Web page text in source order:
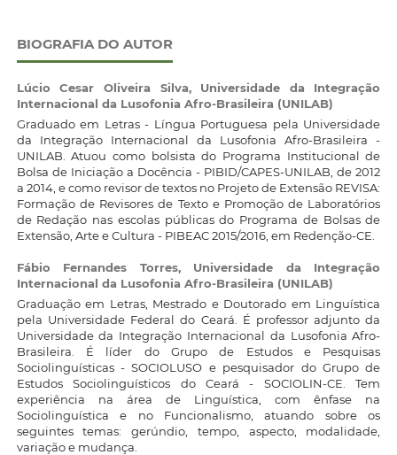
BIOGRAFIA DO AUTOR
Lúcio Cesar Oliveira Silva, Universidade da Integração
Internacional da Lusofonia Afro-Brasileira (UNILAB)
Graduado em Letras - Língua Portuguesa pela Universidade
da Integração Internacional da Lusofonia Afro-Brasileira -
UNILAB. Atuou como bolsista do Programa Institucional de
Bolsa de Iniciação a Docência - PIBID/CAPES-UNILAB, de 2012
a 2014, e como revisor de textos no Projeto de Extensão REVISA:
Formação de Revisores de Texto e Promoção de Laboratórios
de Redação nas escolas públicas do Programa de Bolsas de
Extensão, Arte e Cultura - PIBEAC 2015/2016, em Redenção-CE.
Fábio Fernandes Torres, Universidade da Integração
Internacional da Lusofonia Afro-Brasileira (UNILAB)
Graduação em Letras, Mestrado e Doutorado em Linguística
pela Universidade Federal do Ceará. É professor adjunto da
Universidade da Integração Internacional da Lusofonia Afro-
Brasileira. É líder do Grupo de Estudos e Pesquisas
Sociolinguísticas - SOCIOLUSO e pesquisador do Grupo de
Estudos Sociolinguísticos do Ceará - SOCIOLIN-CE. Tem
experiência na área de Linguística, com ênfase na
Sociolinguística e no Funcionalismo, atuando sobre os
seguintes temas: gerúndio, tempo, aspecto, modalidade,
variação e mudança.